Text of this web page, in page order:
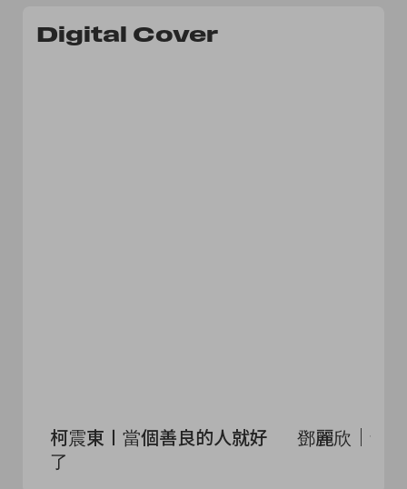
Digital Cover
柯震東〡當個善良的人就好
了
鄧麗欣｜偶